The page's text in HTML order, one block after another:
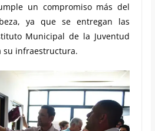
un compromiso más del
ya que se entregan las
Municipal de la Juventud
su infraestructura.